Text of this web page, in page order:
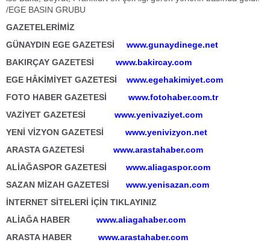
/EGE BASIN GRUBU
GAZETELERİMİZ
GÜNAYDIN EGE GAZETESİ www.gunaydinege.net
BAKIRÇAY GAZETESİ www.bakircay.com
EGE HÂKİMİYET GAZETESİ www.egehakimiyet.com
FOTO HABER GAZETESİ www.fotohaber.com.tr
VAZİYET GAZETESİ www.yenivaziyet.com
YENİ VİZYON GAZETESİ www.yenivizyon.net
ARASTA GAZETESİ www.arastahaber.com
ALİAĞASPOR GAZETESİ www.aliagaspor.com
SAZAN MİZAH GAZETESİ www.yenisazan.com
İNTERNET SİTELERİ İÇİN TIKLAYINIZ
ALİAĞA HABER www.aliagahaber.com
ARASTA HABER www.arastahaber.com